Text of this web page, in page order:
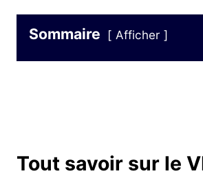
Sommaire Afficher
Tout savoir sur le